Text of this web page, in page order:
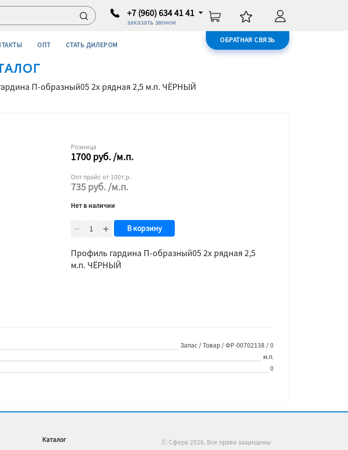
+7 (960) 634 41 41
заказать звонок
ОБРАТНАЯ СВЯЗЬ
ОПТ СТАТЬ ДИЛЕРОМ
П-образный05 2х рядная 2,5 м.п. ЧЁРНЫЙ
Розница
1700руб./м.п.
Опт прайс от 100т.р.
735руб./м.п.
Нет в наличии
В корзину
Профиль гардина П-образный05 2х рядная 2,5
м.п. ЧЁРНЫЙ
Запас / Товар / ФР-00702138 / 0
м.п.
0
Каталог
Ⓒ Сфера 2026. Все права защищены